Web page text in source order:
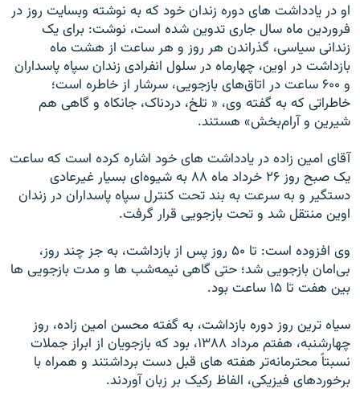
او در يادداشت های دوره زندان خود که به نوشته وبسايت روز در
فروردين ماه سال جاری تدوين شده است، نوشت: برای يک
زندانی سياسی، گذراندن هر روز و هر ساعت از هشت ماه
بازداشت در اوين، چهارماه در سلول انفرادی زندان سپاه پاسداران
و ۶۰۰ ساعت در اتاق‌های بازجويی، سرشار از خاطره است؛
خاطراتی که به گفته وی، « تلخ، دردناک، جانکاه و گاهی هم
شيرين و آرام‌بخش» هستند.
آقای امين زاده در يادداشت های خود اشاره کرده است که ساعت
يک صبح روز ۲۶ خرداد ماه ۸۸ به شيوه‌ای بسيار غيرعادی
دستگير و به سرعت به بند تحت کنترل سپاه پاسداران در زندان
اوين منتقل شد و تحت بازجويی قرار گرفت.
وی افزوده است: تا ۵۰ روز پس از بازداشت، به جز چند روز،
بی‌امان بازجويی شد؛ حتی گاهی نيمه‌شب ها و مدت بازجويی ها
بين هفت تا ۱۵ ساعت بود.
سياه ترين روز دوره بازداشت، به گفته محسن امين زاده، روز
چهارشنبه، هفتم مرداد ۱۳۸۸، بود که بازجويان از ابراز جملات
نسبتاً محترمانه‌تر هفته های قبل دست برداشتند و همراه با
برخوردهای فيزيکی، الفاظ رکيک بر زبان آوردند.